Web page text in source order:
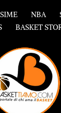
NBA
BASKET